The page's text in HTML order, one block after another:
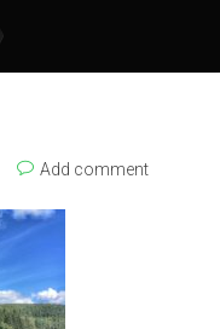
Add comment